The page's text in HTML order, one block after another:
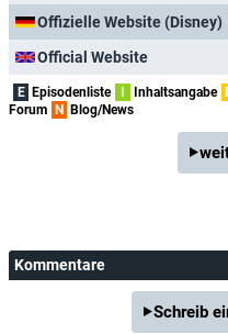
Offizielle Website (Disney)
Official Website
E Episodenliste Inhaltsangabe
Forum
N Blog/News
Kommentare
Schreib